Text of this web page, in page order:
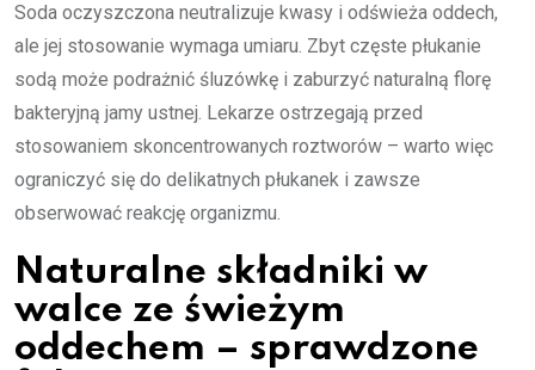
Soda oczyszczona neutralizuje kwasy i odświeża oddech,
ale jej stosowanie wymaga umiaru. Zbyt częste płukanie
sodą może podrażnić śluzówkę i zaburzyć naturalną florę
bakteryjną jamy ustnej. Lekarze ostrzegają przed
stosowaniem skoncentrowanych roztworów – warto więc
ograniczyć się do delikatnych płukanek i zawsze
obserwować reakcję organizmu.
Naturalne składniki w
walce ze świeżym
oddechem – sprawdzone